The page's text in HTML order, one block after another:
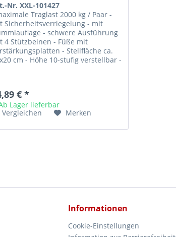
Nr. XXL-101427
Traglast 2000 kg / Paar -
Sicherheitsverriegelung - mit
- schwere Ausführung
4 Stützbeinen - Füße mit
- Stellfläche ca.
cm - Höhe 10-stufig verstellbar -
€ *
Lager lieferbar
Vergleichen
Merken
Informationen
Cookie-Einstellungen